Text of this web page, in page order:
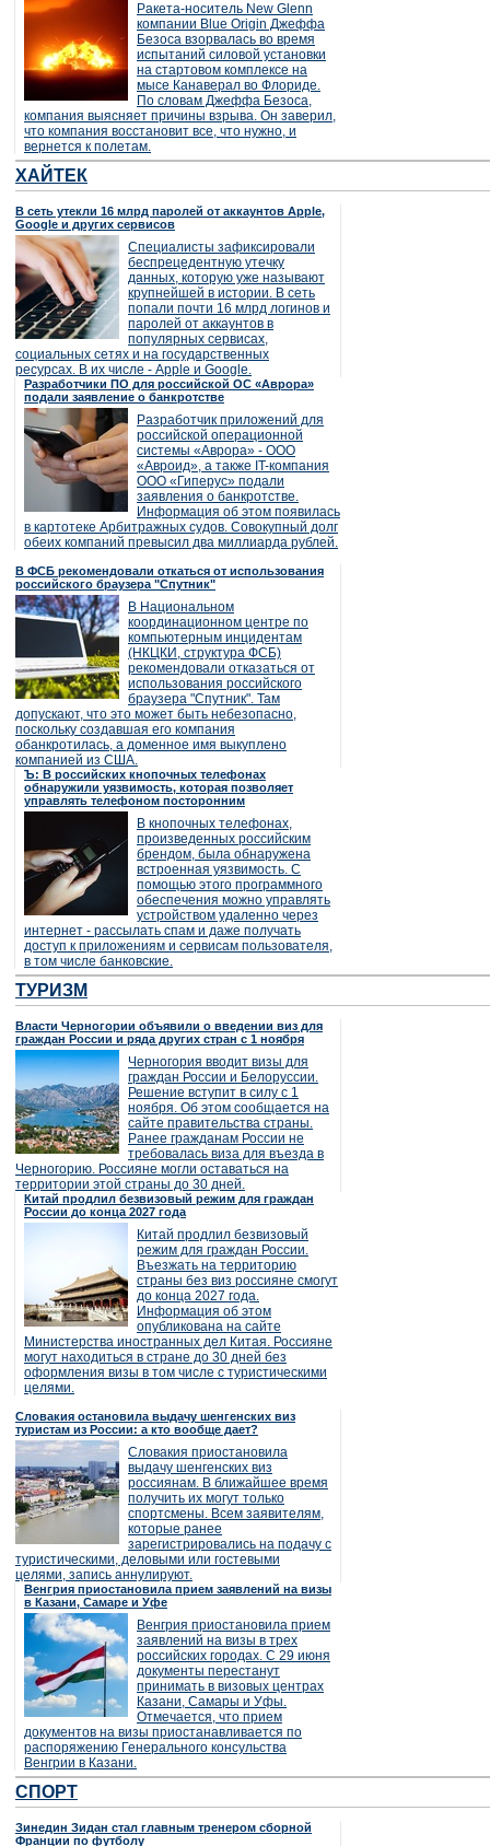
Ракета-носитель New Glenn
компании Blue Origin Джеффа
Безоса взорвалась во время
испытаний силовой установки
на стартовом комплексе на
мысе Канаверал во Флориде.
По словам Джеффа Безоса,
компания выясняет причины взрыва. Он заверил,
что компания восстановит все, что нужно, и
вернется к полетам.
ХАЙТЕК
В сеть утекли 16 млрд паролей от аккаунтов Apple,
Google и других сервисов
Специалисты зафиксировали
беспрецедентную утечку
данных, которую уже называют
крупнейшей в истории. В сеть
попали почти 16 млрд логинов и
паролей от аккаунтов в
популярных сервисах,
социальных сетях и на государственных
ресурсах. В их числе - Apple и Google.
Разработчики ПО для российской ОС «Аврора»
подали заявление о банкротстве
Разработчик приложений для
российской операционной
системы «Аврора» - ООО
«Авроид», а также IT-компания
ООО «Гиперус» подали
заявления о банкротстве.
Информация об этом появилась
в картотеке Арбитражных судов. Совокупный долг
обеих компаний превысил два миллиарда рублей.
В ФСБ рекомендовали откаться от использования
российского браузера "Спутник"
В Национальном
координационном центре по
компьютерным инцидентам
(НКЦКИ, структура ФСБ)
рекомендовали отказаться от
использования российского
браузера "Спутник". Там
допускают, что это может быть небезопасно,
поскольку создавшая его компания
обанкротилась, а доменное имя выкуплено
компанией из США.
Ъ: В российских кнопочных телефонах
обнаружили уязвимость, которая позволяет
управлять телефоном посторонним
В кнопочных телефонах,
произведенных российским
брендом, была обнаружена
встроенная уязвимость. С
помощью этого программного
обеспечения можно управлять
устройством удаленно через
интернет - рассылать спам и даже получать
доступ к приложениям и сервисам пользователя,
в том числе банковские.
ТУРИЗМ
Власти Черногории объявили о введении виз для
граждан России и ряда других стран с 1 ноября
Черногория вводит визы для
граждан России и Белоруссии.
Решение вступит в силу с 1
ноября. Об этом сообщается на
сайте правительства страны.
Ранее гражданам России не
требовалась виза для въезда в
Черногорию. Россияне могли оставаться на
территории этой страны до 30 дней.
Китай продлил безвизовый режим для граждан
России до конца 2027 года
Китай продлил безвизовый
режим для граждан России.
Въезжать на территорию
страны без виз россияне смогут
до конца 2027 года.
Информация об этом
опубликована на сайте
Министерства иностранных дел Китая. Россияне
могут находиться в стране до 30 дней без
оформления визы в том числе с туристическими
целями.
Словакия остановила выдачу шенгенских виз
туристам из России: а кто вообще дает?
Словакия приостановила
выдачу шенгенских виз
россиянам. В ближайшее время
получить их могут только
спортсмены. Всем заявителям,
которые ранее
зарегистрировались на подачу с
туристическими, деловыми или гостевыми
целями, запись аннулируют.
Венгрия приостановила прием заявлений на визы
в Казани, Самаре и Уфе
Венгрия приостановила прием
заявлений на визы в трех
российских городах. С 29 июня
документы перестанут
принимать в визовых центрах
Казани, Самары и Уфы.
Отмечается, что прием
документов на визы приостанавливается по
распоряжению Генерального консульства
Венгрии в Казани.
СПОРТ
Зинедин Зидан стал главным тренером сборной
Франции по футболу